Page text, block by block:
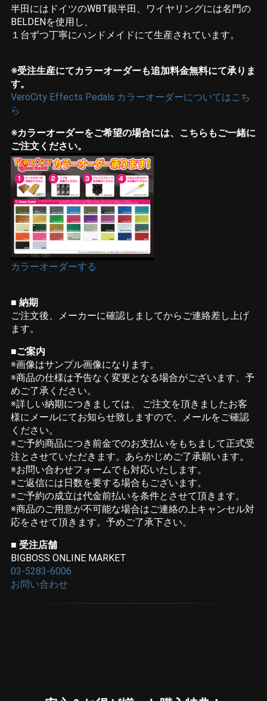
半田にはドイツのWBT銀半田、ワイヤリングには名門の
BELDENを使用し、
１台ずつ丁寧にハンドメイドにて生産されています。
※受注生産にてカラーオーダーも追加料金無料にて承りま
す。
VeroCity Effects Pedals カラーオーダーについてはこち
ら
※カラーオーダーをご希望の場合には、こちらもご一緒に
ご注文ください。
カラーオーダーする
■ 納期
ご注文後、メーカーに確認しましてからご連絡差し上げ
ます。
■ご案内
※画像はサンプル画像になります。
※商品の仕様は予告なく変更となる場合がございます、予
めご了承ください。
※詳しい納期につきましては、 ご注文を頂きましたお客
様にメールにてお知らせ致しますので、メールをご確認
ください。
※ご予約商品につき前金でのお支払いをもちまして正式受
注とさせていただきます。あらかじめご了承願います。
※お問い合わせフォームでも対応いたします。
※ご返信には日数を要する場合もございます。
※ご予約の成立は代金前払いを条件とさせて頂きます。
※商品のご用意が不可能な場合はご連絡の上キャンセル対
応をさせて頂きます。予めご了承下さい。
■ 受注店舗
BIGBOSS ONLINE MARKET
03-5283-6006
お問い合わせ